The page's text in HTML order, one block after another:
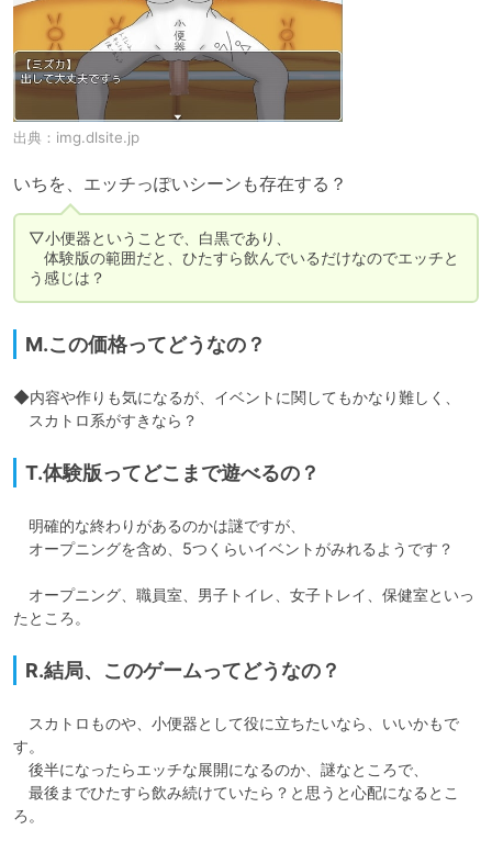
出典： img.dlsite.jp
いちを、エッチっぽいシーンも存在する？
▽小便器ということで、白黒であり、
体験版の範囲だと、ひたすら飲んでいるだけなのでエッチと
う感じは？
M.この価格ってどうなの？
◆内容や作りも気になるが、イベントに関してもかなり難しく、
スカトロ系がすきなら？
T.体験版ってどこまで遊べるの？
明確的な終わりがあるのかは謎ですが、
オープニングを含め、5つくらいイベントがみれるようです？
オープニング、職員室、男子トイレ、女子トレイ、保健室といっ
たところ。
R.結局、このゲームってどうなの？
スカトロものや、小便器として役に立ちたいなら、いいかもで
す。
後半になったらエッチな展開になるのか、謎なところで、
最後までひたすら飲み続けていたら？と思うと心配になるとこ
ろ。